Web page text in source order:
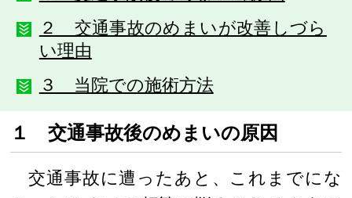
２ 交通事故のめまいが改善しづら
い理由
３ 当院での施術方法
１ 交通事故後のめまいの原因
交通事故に遭ったあと、これまでにな